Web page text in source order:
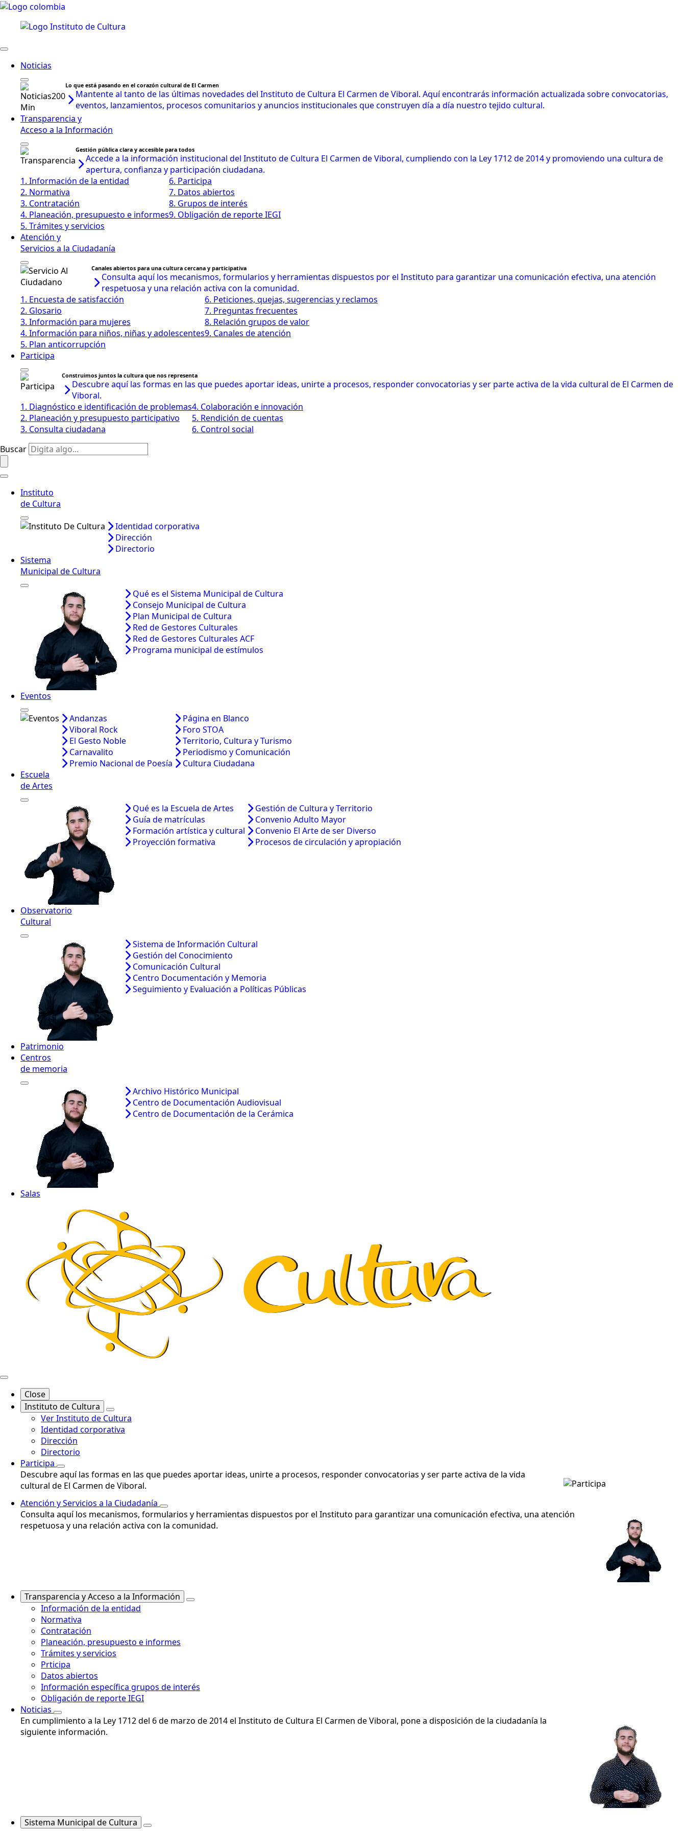
Noticias
Lo que está pasando en el corazón cultural de El Carmen
Mantente al tanto de las últimas novedades del Instituto de Cultura El Carmen de Viboral. Aquí encontrarás información actualizada sobre convocatorias,
eventos, lanzamientos, procesos comunitarios y anuncios institucionales que construyen día a día nuestro tejido cultural.
Transparencia y
Acceso a la Información
Gestión pública clara y accesible para todos
Accede a la información institucional del Instituto de Cultura El Carmen de Viboral, cumpliendo con la Ley 1712 de 2014 y promoviendo una cultura de
apertura, confianza y participación ciudadana.
1. Información de la entidad
2. Normativa
3. Contratación
4. Planeación, presupuesto e informes
5. Trámites y servicios
6. Participa
7. Datos abiertos
8. Grupos de interés
9. Obligación de reporte IEGI
Atención y
Servicios a la Ciudadanía
Canales abiertos para una cultura cercana y participativa
Consulta aquí los mecanismos, formularios y herramientas dispuestos por el Instituto para garantizar una comunicación efectiva, una atención
respetuosa y una relación activa con la comunidad.
1. Encuesta de satisfacción
2. Glosario
3. Información para mujeres
4. Información para niños, niñas y adolescentes
5. Plan anticorrupción
6. Peticiones, quejas, sugerencias y reclamos
7. Preguntas frecuentes
8. Relación grupos de valor
9. Canales de atención
Participa
Construimos juntos la cultura que nos representa
Descubre aquí las formas en las que puedes aportar ideas, unirte a procesos, responder convocatorias y ser parte activa de la vida cultural de El Carmen de
Viboral.
1. Diagnóstico e identificación de problemas
2. Planeación y presupuesto participativo
3. Consulta ciudadana
4. Colaboración e innovación
5. Rendición de cuentas
6. Control social
Buscar
Instituto
de Cultura
Identidad corporativa
Dirección
Directorio
Sistema
Municipal de Cultura
Qué es el Sistema Municipal de Cultura
Consejo Municipal de Cultura
Plan Municipal de Cultura
Red de Gestores Culturales
Red de Gestores Culturales ACF
Programa municipal de estímulos
Eventos
Andanzas
Viboral Rock
El Gesto Noble
Carnavalito
Premio Nacional de Poesía
Página en Blanco
Foro STOA
Territorio, Cultura y Turismo
Periodismo y Comunicación
Cultura Ciudadana
Escuela
de Artes
Qué es la Escuela de Artes
Guía de matrículas
Formación artística y cultural
Proyección formativa
Gestión de Cultura y Territorio
Convenio Adulto Mayor
Convenio El Arte de ser Diverso
Procesos de circulación y apropiación
Observatorio
Cultural
Sistema de Información Cultural
Gestión del Conocimiento
Comunicación Cultural
Centro Documentación y Memoria
Seguimiento y Evaluación a Políticas Públicas
Patrimonio
Centros
de memoria
Archivo Histórico Municipal
Centro de Documentación Audiovisual
Centro de Documentación de la Cerámica
Salas
Close
Instituto de Cultura
Ver Instituto de Cultura
Identidad corporativa
Dirección
Directorio
Participa
Descubre aquí las formas en las que puedes aportar ideas, unirte a procesos, responder convocatorias y ser parte activa de la vida
cultural de El Carmen de Viboral.
Atención y Servicios a la Ciudadanía
Consulta aquí los mecanismos, formularios y herramientas dispuestos por el Instituto para garantizar una comunicación efectiva, una atención
respetuosa y una relación activa con la comunidad.
Transparencia y Acceso a la Información
Información de la entidad
Normativa
Contratación
Planeación, presupuesto e informes
Trámites y servicios
Prticipa
Datos abiertos
Información específica grupos de interés
Obligación de reporte IEGI
Noticias
En cumplimiento a la Ley 1712 del 6 de marzo de 2014 el Instituto de Cultura El Carmen de Viboral, pone a disposición de la ciudadanía la
siguiente información.
Sistema Municipal de Cultura